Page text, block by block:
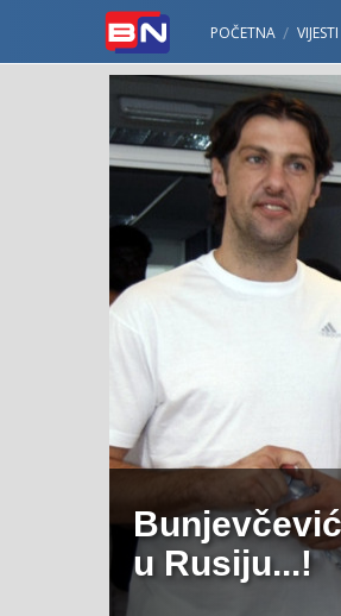
POČETNA VIJESTI
u Rusiju...!